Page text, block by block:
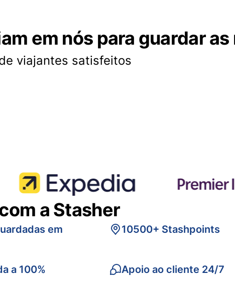
em nós para guardar as
viajantes satisfeitos
a Stasher
em
a 100%
10500+ Stashpoints
Apoio ao cliente 24/7